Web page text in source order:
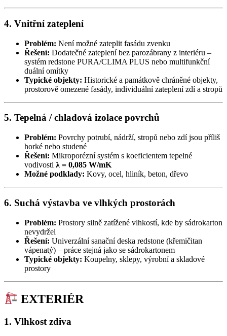
4. Vnitřní zateplení
Problém: Není možné zateplit fasádu zvenku
Řešení: Dodatečné zateplení bez parozábrany z interiéru –
systém redstone PURA/CLIMA PLUS nebo multifunkční
duální omítky
Typické objekty: Historické a památkově chráněné objekty,
prostorově omezené fasády, individuální zateplení zdí a stropů
5. Tepelná / chladová izolace povrchů
Problém: Povrchy potrubí, nádrží, stropů nebo zdí jsou příliš
horké nebo studené
Řešení: Mikroporézní systém s koeficientem tepelné
vodivosti λ = 0,085 W/mK
Možné podklady: Kovy, ocel, hliník, beton, dřevo
6. Suchá výstavba ve vlhkých prostorách
Problém: Prostory silně zatížené vlhkostí, kde by sádrokarton
nevydržel
Řešení: Univerzální sanační deska redstone (křemičitan
vápenatý) – práce stejná jako se sádrokartonem
Typické objekty: Koupelny, sklepy, výrobní a skladové
prostory
EXTERIÉR
1. Vlhkost zdiva